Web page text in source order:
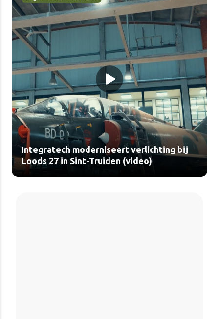
Integratech moderniseert verlichting bij
Loods 27 in Sint-Truiden (video)